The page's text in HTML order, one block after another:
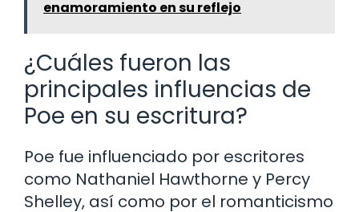
enamoramiento en su reflejo
¿Cuáles fueron las
principales influencias de
Poe en su escritura?
Poe fue influenciado por escritores
como Nathaniel Hawthorne y Percy
Shelley, así como por el romanticismo